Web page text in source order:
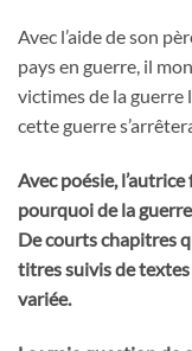
Avec l’aide de son
pays en guerre, il
victimes de la guerre
cette guerre
Avec poésie,
pourquoi de la
De courts chapitres
titres suivis de textes
variée.